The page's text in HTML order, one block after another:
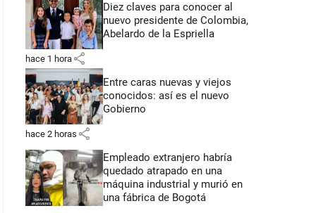
Diez claves para conocer al
nuevo presidente de Colombia,
Abelardo de la Espriella
hace 1 hora share
Entre caras nuevas y viejos
conocidos: así es el nuevo
Gobierno
hace 2 horas share
Empleado extranjero habría
quedado atrapado en una
máquina industrial y murió en
una fábrica de Bogotá